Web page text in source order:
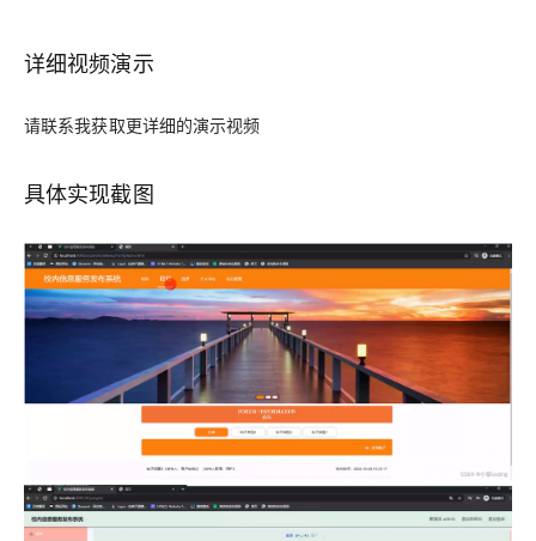
详细视频演示
请联系我获取更详细的演示视频
具体实现截图